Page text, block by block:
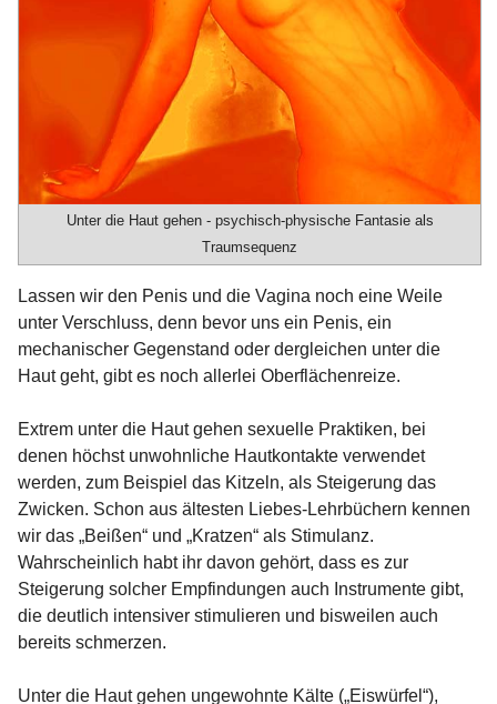
Unter die Haut gehen - psychisch-physische Fantasie als
Traumsequenz
Lassen wir den Penis und die Vagina noch eine Weile
unter Verschluss, denn bevor uns ein Penis, ein
mechanischer Gegenstand oder dergleichen unter die
Haut geht, gibt es noch allerlei Oberflächenreize.
Extrem unter die Haut gehen sexuelle Praktiken, bei
denen höchst unwohnliche Hautkontakte verwendet
werden, zum Beispiel das Kitzeln, als Steigerung das
Zwicken. Schon aus ältesten Liebes-Lehrbüchern kennen
wir das „Beißen“ und „Kratzen“ als Stimulanz.
Wahrscheinlich habt ihr davon gehört, dass es zur
Steigerung solcher Empfindungen auch Instrumente gibt,
die deutlich intensiver stimulieren und bisweilen auch
bereits schmerzen.
Unter die Haut gehen ungewohnte Kälte („Eiswürfel“),